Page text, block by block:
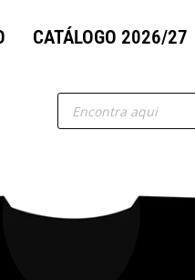
CATÁLOGO 2026/27